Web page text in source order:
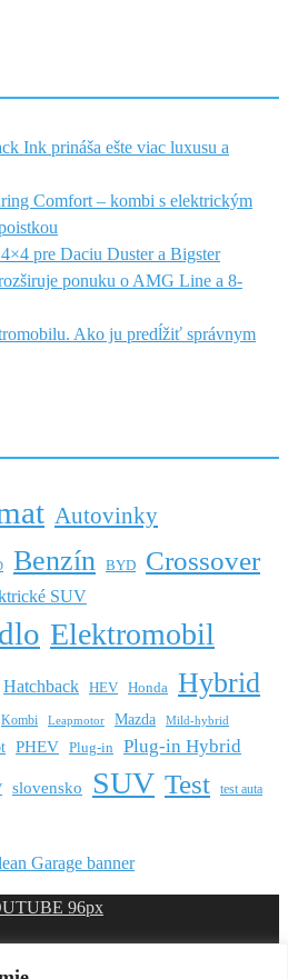
Ink prináša ešte viac luxusu a
Comfort – kombi s elektrickým
pre Daciu Duster a Bigster
ponuku o AMG Line a 8-
Ako ju predĺžiť správnym
Autovinky
Benzín BYD Crossover
SUV
Elektromobil
Hatchback HEV Honda Hybrid
Kombi Leapmotor Mazda Mild-hybrid
PHEV Plug-in Plug-in Hybrid
slovensko SUV Test test auta